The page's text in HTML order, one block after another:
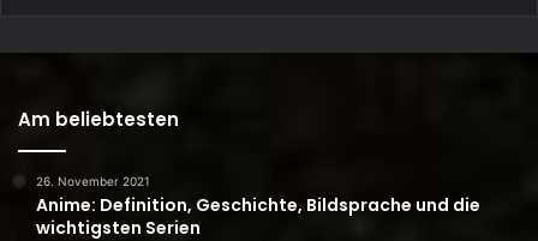
Am beliebtesten
26. November 2021
Anime: Definition, Geschichte, Bildsprache und die
wichtigsten Serien